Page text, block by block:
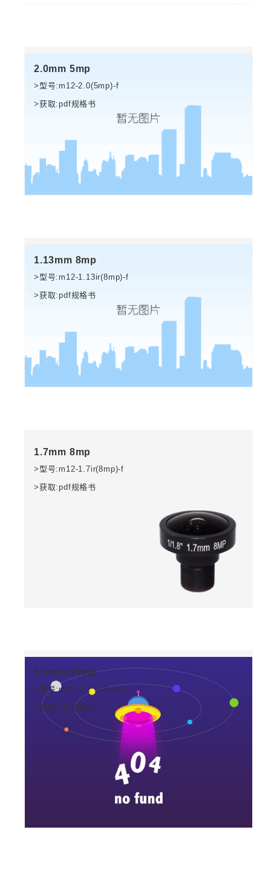
2.0mm 5mp
>型号:m12-2.0(5mp)-f
>获取:pdf规格书
1.13mm 8mp
>型号:m12-1.13ir(8mp)-f
>获取:pdf规格书
1.7mm 8mp
>型号:m12-1.7ir(8mp)-f
>获取:pdf规格书
1.1mm 10mp
>型号:m12-1.1（10mp)-f
>获取:pdf规格书